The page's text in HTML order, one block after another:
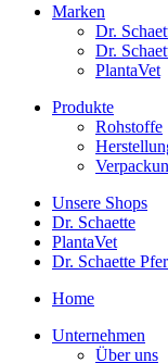
Marken
Dr.
Dr.
PlantaVet
Produkte
Rohstoffe
Unsere Shops
Dr. Schaette
PlantaVet
Dr. Schaette
Home
Unternehmen
Über uns